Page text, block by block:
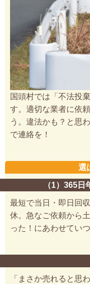
国頭村では「不法投
す。適切な業者に依
う。違法かも？と思
で連絡を！
選
（1）365
最短で当日・即日回
休。急なご依頼から
った！にあわせてい
「まさか売れると思